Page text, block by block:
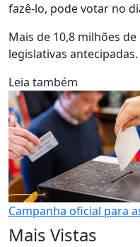
fazê-lo, pode votar no
Mais de 10,8 milhões
legislativas antecipadas.
Leia também
Campanha oficial para
Mais Vistas